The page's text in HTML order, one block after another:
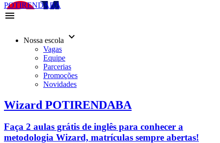
POTIRENDABA
menu
Nossa escola keyboard_arrow_down
Vagas
Equipe
Parcerias
Promoções
Novidades
Wizard POTIRENDABA
Faça 2 aulas grátis de inglês para conhecer a
metodologia Wizard, matrículas sempre abertas!